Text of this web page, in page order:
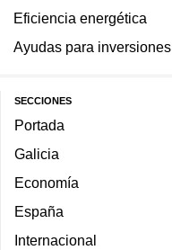
Eficiencia energética
Ayudas para inversiones
SECCIONES
Portada
Galicia
Economía
España
Internacional